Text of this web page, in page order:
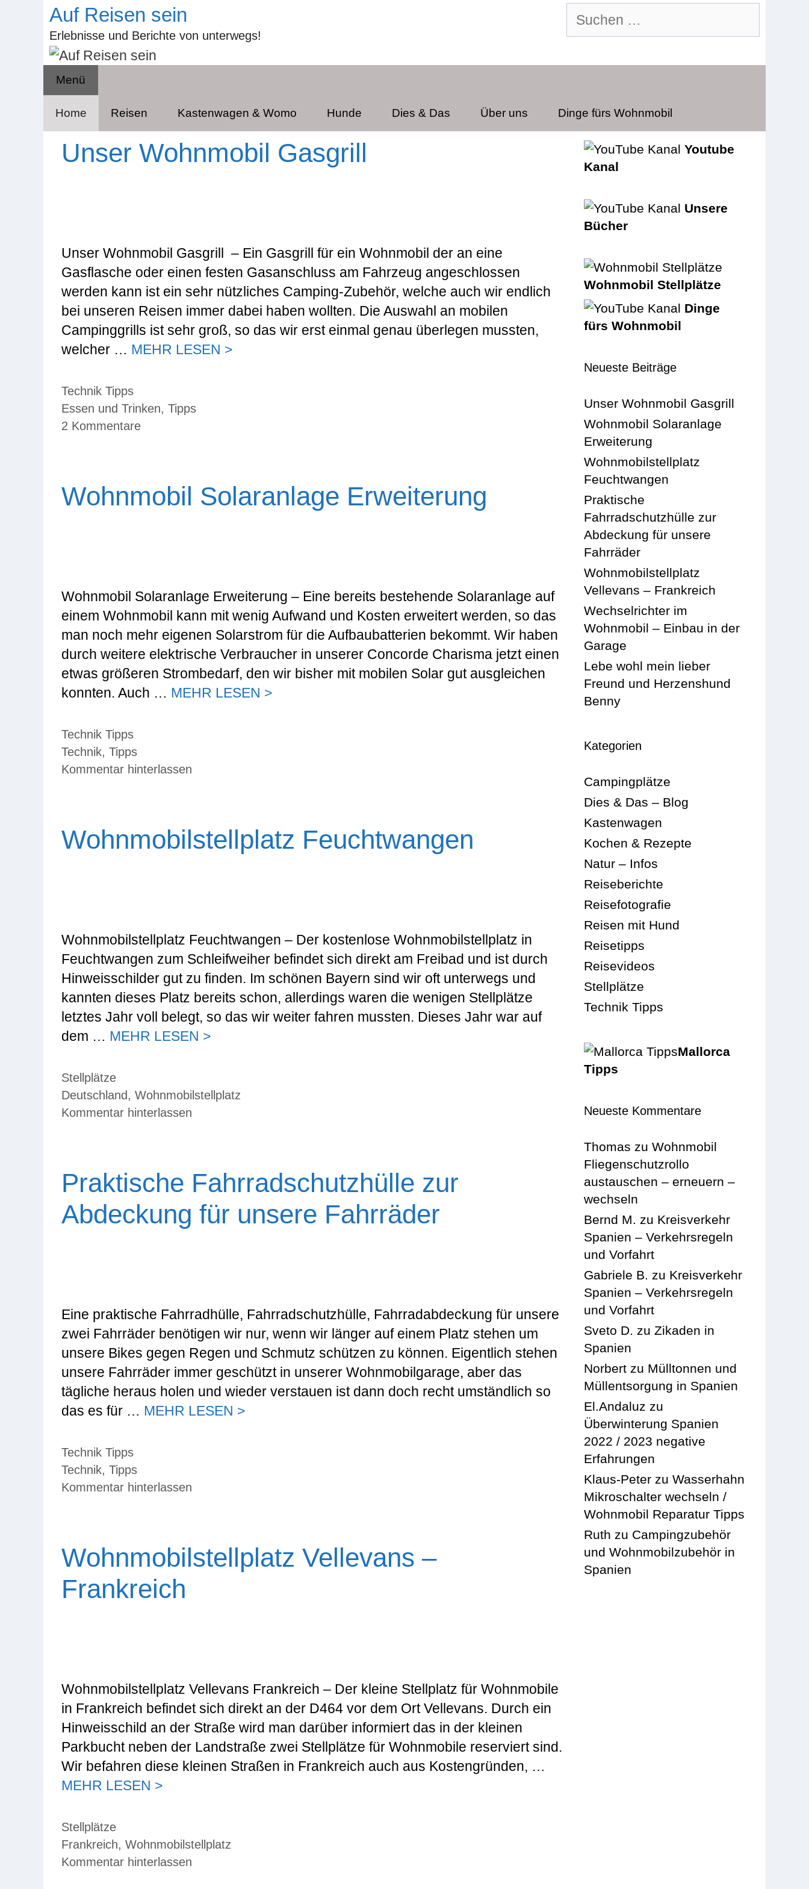
springen
Suchen
Auf Reisen sein
Erlebnisse und Berichte von unterwegs!
Menü
Home Reisen Kastenwagen & Womo Hunde Dies & Das Über uns Dinge fürs Wohnmobil
Unser Wohnmobil Gasgrill
Unser Wohnmobil Gasgrill – Ein Gasgrill für ein Wohnmobil der an eine
Gasflasche oder einen festen Gasanschluss am Fahrzeug angeschlossen
werden kann ist ein sehr nützliches Camping-Zubehör, welche auch wir endlich
bei unseren Reisen immer dabei haben wollten. Die Auswahl an mobilen
Campinggrills ist sehr groß, so das wir erst einmal genau überlegen mussten,
welcher … MEHR LESEN >
Kategorien
Technik Tipps
Schlagwörter
Essen und Trinken, Tipps
2 Kommentare
Wohnmobil Solaranlage Erweiterung
Wohnmobil Solaranlage Erweiterung – Eine bereits bestehende Solaranlage auf
einem Wohnmobil kann mit wenig Aufwand und Kosten erweitert werden, so das
man noch mehr eigenen Solarstrom für die Aufbaubatterien bekommt. Wir haben
durch weitere elektrische Verbraucher in unserer Concorde Charisma jetzt einen
etwas größeren Strombedarf, den wir bisher mit mobilen Solar gut ausgleichen
konnten. Auch … MEHR LESEN >
Kategorien
Technik Tipps
Schlagwörter
Technik, Tipps
Kommentar hinterlassen
Wohnmobilstellplatz Feuchtwangen
Wohnmobilstellplatz Feuchtwangen – Der kostenlose Wohnmobilstellplatz in
Feuchtwangen zum Schleifweiher befindet sich direkt am Freibad und ist durch
Hinweisschilder gut zu finden. Im schönen Bayern sind wir oft unterwegs und
kannten dieses Platz bereits schon, allerdings waren die wenigen Stellplätze
letztes Jahr voll belegt, so das wir weiter fahren mussten. Dieses Jahr war auf
dem … MEHR LESEN >
Kategorien
Stellplätze
Schlagwörter
Deutschland, Wohnmobilstellplatz
Kommentar hinterlassen
Praktische Fahrradschutzhülle zur
Abdeckung für unsere Fahrräder
Eine praktische Fahrradhülle, Fahrradschutzhülle, Fahrradabdeckung für unsere
zwei Fahrräder benötigen wir nur, wenn wir länger auf einem Platz stehen um
unsere Bikes gegen Regen und Schmutz schützen zu können. Eigentlich stehen
unsere Fahrräder immer geschützt in unserer Wohnmobilgarage, aber das
tägliche heraus holen und wieder verstauen ist dann doch recht umständlich so
das es für … MEHR LESEN >
Kategorien
Technik Tipps
Schlagwörter
Technik, Tipps
Kommentar hinterlassen
Wohnmobilstellplatz Vellevans –
Frankreich
Wohnmobilstellplatz Vellevans Frankreich – Der kleine Stellplatz für Wohnmobile
in Frankreich befindet sich direkt an der D464 vor dem Ort Vellevans. Durch ein
Hinweisschild an der Straße wird man darüber informiert das in der kleinen
Parkbucht neben der Landstraße zwei Stellplätze für Wohnmobile reserviert sind.
Wir befahren diese kleinen Straßen in Frankreich auch aus Kostengründen, …
MEHR LESEN >
Kategorien
Stellplätze
Schlagwörter
Frankreich, Wohnmobilstellplatz
Kommentar hinterlassen
Youtube
Kanal
Unsere
Bücher
Wohnmobil Stellplätze
Dinge
fürs Wohnmobil
Neueste Beiträge
Unser Wohnmobil Gasgrill
Wohnmobil Solaranlage
Erweiterung
Wohnmobilstellplatz
Feuchtwangen
Praktische
Fahrradschutzhülle zur
Abdeckung für unsere
Fahrräder
Wohnmobilstellplatz
Vellevans – Frankreich
Wechselrichter im
Wohnmobil – Einbau in der
Garage
Lebe wohl mein lieber
Freund und Herzenshund
Benny
Kategorien
Campingplätze
Dies & Das – Blog
Kastenwagen
Kochen & Rezepte
Natur – Infos
Reiseberichte
Reisefotografie
Reisen mit Hund
Reisetipps
Reisevideos
Stellplätze
Technik Tipps
Mallorca
Tipps
Neueste Kommentare
Thomas zuWohnmobil
Fliegenschutzrollo
austauschen – erneuern –
wechseln
Bernd M. zu Kreisverkehr
Spanien – Verkehrsregeln
und Vorfahrt
Gabriele B. zu Kreisverkehr
Spanien – Verkehrsregeln
und Vorfahrt
Sveto D. zuZikaden in
Spanien
Norbert zu Mülltonnen und
Müllentsorgung in Spanien
El.Andaluz zu
Überwinterung Spanien
2022 / 2023 negative
Erfahrungen
Klaus-Peter zuWasserhahn
Mikroschalter wechseln /
Wohnmobil Reparatur Tipps
Ruth zu Campingzubehör
und Wohnmobilzubehör in
Spanien